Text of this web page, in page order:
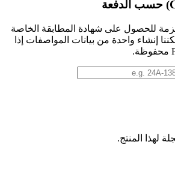
للحصول على شهادة المطابقة الخاصة
إنشاء واحدة من بيانات المواصفات إذا
لهذا المنتج.